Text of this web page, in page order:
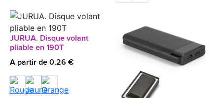
JURUA. Disque volant
pliable en 190T
A partir de 0.26 €